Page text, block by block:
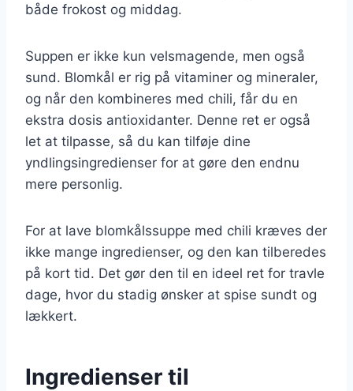
både frokost og middag.
Suppen er ikke kun velsmagende, men også
sund. Blomkål er rig på vitaminer og mineraler,
og når den kombineres med chili, får du en
ekstra dosis antioxidanter. Denne ret er også
let at tilpasse, så du kan tilføje dine
yndlingsingredienser for at gøre den endnu
mere personlig.
For at lave blomkålssuppe med chili kræves der
ikke mange ingredienser, og den kan tilberedes
på kort tid. Det gør den til en ideel ret for travle
dage, hvor du stadig ønsker at spise sundt og
lækkert.
Ingredienser til